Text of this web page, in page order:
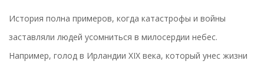
История полна примеров, когда катастрофы и войны
заставляли людей усомниться в милосердии небес.
Например, голод в Ирландии XIX века, который унес жизни